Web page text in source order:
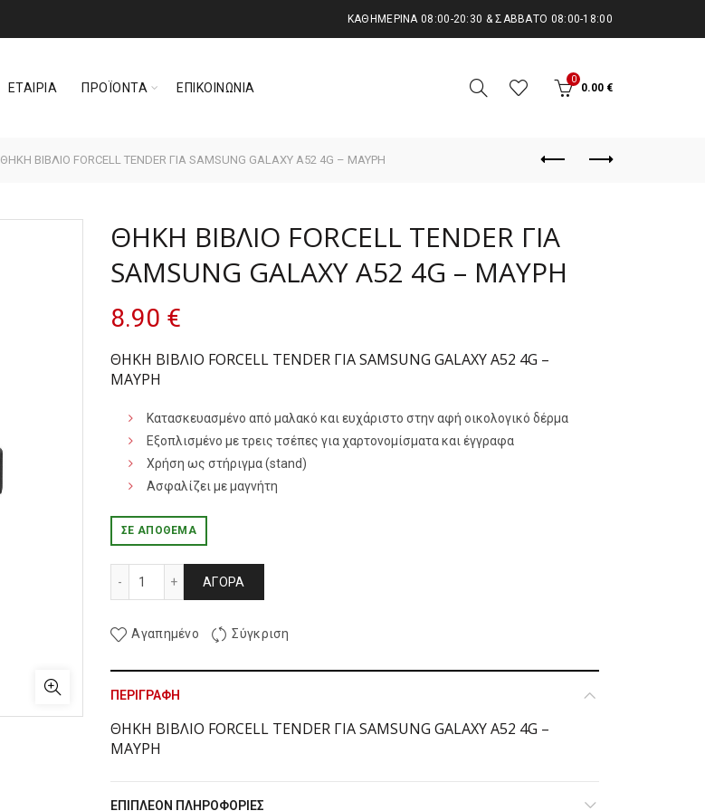
KΑΘΗΜΕΡΙΝΆ 08:00-20:30 & ΣΆΒΒΑΤΟ 08:00-18:00
ΕΤΑΙΡΙΑ ΠΡΟΪΟΝΤΑ ΕΠΙΚΟΙΝΩΝΙΑ
0
0.00 €
ΘΗΚΗ ΒΙΒΛΙΟ FORCELL TENDER ΓΙΑ SAMSUNG GALAXY A52 4G – ΜΑΥΡΗ
ΘΗΚΗ ΒΙΒΛΙΟ FORCELL TENDER ΓΙΑ
SAMSUNG GALAXY A52 4G – ΜΑΥΡΗ
8.90 €
ΘΗΚΗ ΒΙΒΛΙΟ FORCELL TENDER ΓΙΑ SAMSUNG GALAXY A52 4G –
ΜΑΥΡΗ
Κατασκευασμένο από μαλακό και ευχάριστο στην αφή οικολογικό δέρμα
Εξοπλισμένο με τρεις τσέπες για χαρτονομίσματα και έγγραφα
Χρήση ως στήριγμα (stand)
Ασφαλίζει με μαγνήτη
ΣΕ ΑΠΌΘΕΜΑ
ΑΓΟΡΆ
Αγαπημένο Σύγκριση
ΠΕΡΙΓΡΑΦΉ
ΘΗΚΗ ΒΙΒΛΙΟ FORCELL TENDER ΓΙΑ SAMSUNG GALAXY A52 4G –
ΜΑΥΡΗ
ΕΠΙΠΛΈΟΝ ΠΛΗΡΟΦΟΡΊΕΣ